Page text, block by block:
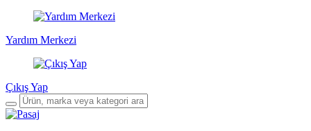
Yardım Merkezi
Çıkış Yap